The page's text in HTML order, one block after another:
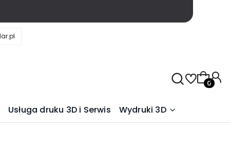
Usługa druku 3D i Serwis Wydruki 3D